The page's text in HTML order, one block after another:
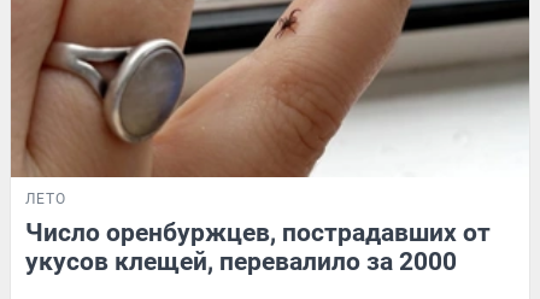
ЛЕТО
Число оренбуржцев, пострадавших от
укусов клещей, перевалило за 2000